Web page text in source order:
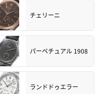
チェリーニ
パーペチュアル 1908
ランドドゥエラー